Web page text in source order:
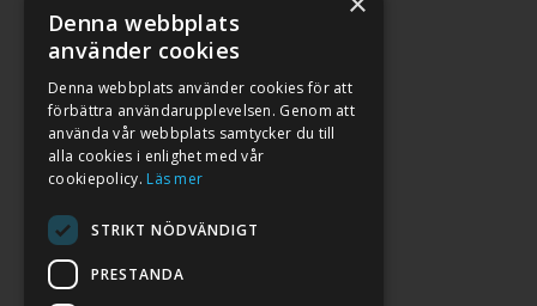
Denna webbplats
använder cookies
Denna webbplats använder cookies för att
förbättra användarupplevelsen. Genom att
använda vår webbplats samtycker du till
alla cookies i enlighet med vår
cookiepolicy. Läs mer
STRIKT NÖDVÄNDIGT
PRESTANDA